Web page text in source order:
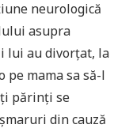
neurologică
asupra
lui au divorțat, la
pe mama sa să-l
părinți se
din cauză